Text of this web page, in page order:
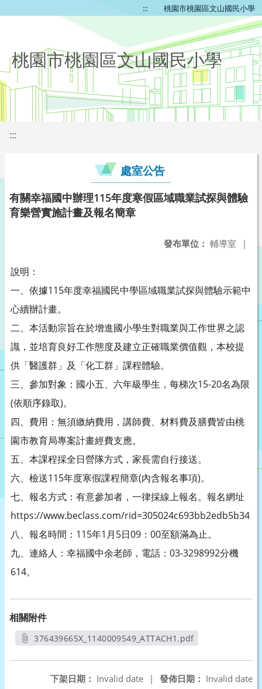
::: 桃園市桃園區文山國民小學
桃園市桃園區文山國民小學
:::
處室公告
有關幸福國中辦理115年度寒假區域職業試探與體驗
育樂營實施計畫及報名簡章
發布單位： 輔導室 |
說明：
一、依據115年度幸福國民中學區域職業試探與體驗示範中
心續辦計畫。
二、本活動宗旨在於增進國小學生對職業與工作世界之認
識，並培育良好工作態度及建立正確職業價值觀，本校提
供「醫護群」及「化工群」課程體驗。
三、參加對象：國小五、六年級學生，每梯次15-20名為限
(依順序錄取)。
四、費用：無須繳納費用，講師費、材料費及膳費皆由桃
園市教育局專案計畫經費支應。
五、本課程採全日營隊方式，家長需自行接送。
六、檢送115年度寒假課程簡章(內含報名事項)。
七、報名方式：有意參加者，一律採線上報名。報名網址
https://www.beclass.com/rid=305024c693bb2edb5b34
八、報名時間：115年1月5日09：00至額滿為止。
九、連絡人：幸福國中余老師，電話：03-3298992分機
614。
相關附件
376439665X_1140009549_ATTACH1.pdf
發佈日期： Invalid date
下架日期： Invalid date
|